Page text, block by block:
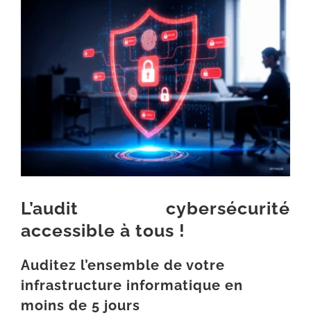
L’audit cybersécurité
accessible à tous !
Auditez l’ensemble de votre
infrastructure informatique en
moins de 5 jours